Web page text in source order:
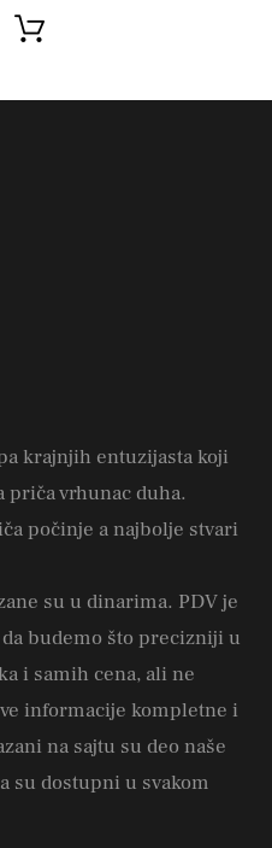
krajnjih entuzijasta koji
priča vrhunac duha.
počinje a najbolje stvari
su u dinarima. PDV je
budemo što precizniji u
i samih cena, ali ne
informacije kompletne i
na sajtu su deo naše
su dostupni u svakom